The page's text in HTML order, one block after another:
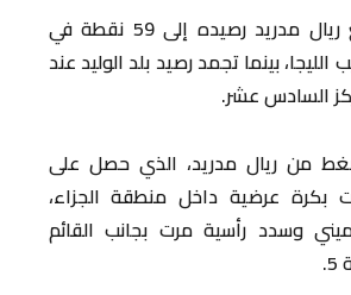
بهذا الانتصار رفع ريال مدريد رصيده إلى 59 نقطة في
بينما تجمد رصيد بلد الوليد عند
من ريال مدريد، الذي حصل على
بكرة عرضية داخل منطقة الجزاء،
وسدد رأسية مرت بجانب القائم